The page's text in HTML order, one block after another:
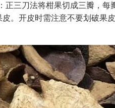
三刀法将柑果切成三瓣，每
。开皮时需注意不要划破果